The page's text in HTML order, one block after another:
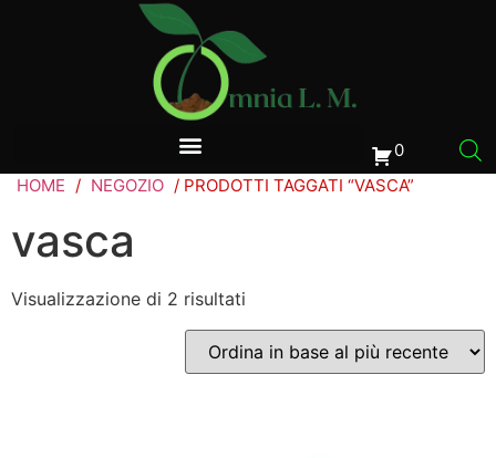
0
HOME / NEGOZIO / PRODOTTI TAGGATI “VASCA”
vasca
Visualizzazione di 2 risultati